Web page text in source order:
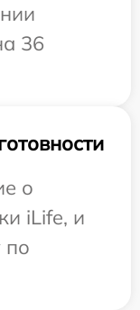
36
о
iLife, и
по